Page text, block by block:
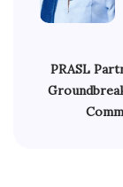
PRASL